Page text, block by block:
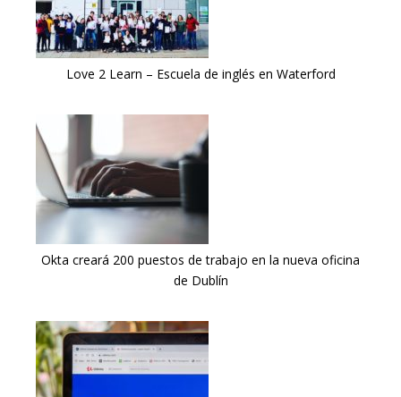
Love 2 Learn – Escuela de inglés en Waterford
Okta creará 200 puestos de trabajo en la nueva oficina
de Dublín